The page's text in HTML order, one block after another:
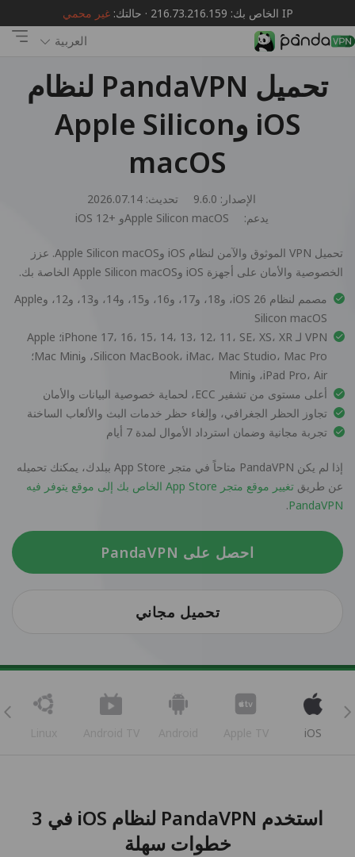
IP الخاص بك: 216.73.216.159 · حالتك: غير محمي
العربية
تحميل PandaVPN لنظام
iOS وApple Silicon
macOS
الإصدار: 9.6.0
تحديث: 2026.07.14
يدعم:
iOS 12+ وApple Silicon macOS
تحميل VPN الموثوق والآمن لنظام iOS وApple Silicon macOS. عزز
الخصوصية والأمان على أجهزة iOS وApple Silicon macOS الخاصة بك.
مصمم لنظام iOS 26، و18، و17، و16، و15، و14، و13، و12، وApple
Silicon macOS
VPN لـ iPhone 17، 16، 15، 14، 13، 12، 11، SE، XS، XR؛ Apple
Silicon MacBook، iMac، Mac Studio، Mac Pro، وMac Mini؛
iPad Pro، Air، وMini
أعلى مستوى من تشفير ECC، لحماية خصوصية البيانات والأمان
تجاوز الحظر الجغرافي، وإلغاء حظر خدمات البث والألعاب الساخنة
تجربة مجانية وضمان استرداد الأموال لمدة 7 أيام
إذا لم يكن PandaVPN متاحاً في متجر App Store ببلدك، يمكنك تحميله
عن طريق
تغيير موقع متجر App Store الخاص بك إلى موقع يتوفر فيه
PandaVPN
.
احصل على PandaVPN
تحميل مجاني
iOS
Apple TV
استخدم PandaVPN لنظام iOS في 3
خطوات سهلة